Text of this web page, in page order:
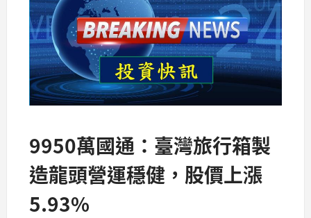
9950萬國通：臺灣旅行箱製
造龍頭營運穩健，股價上漲
5.93%